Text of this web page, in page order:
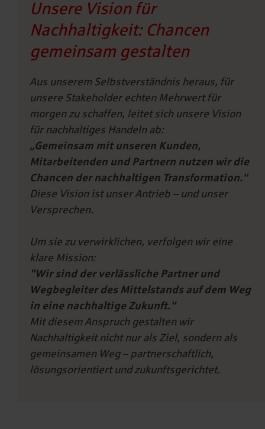
Unsere Vision für
Nachhaltigkeit: Chancen
gemeinsam gestalten
Aus unserem Selbstverständnis heraus, für
unsere Stakeholder echten Mehrwert für
morgenzu schaffen, leitet sich unsere Vision
für nachhaltiges Handeln ab:
„Gemeinsam mit unseren Kunden,
Mitarbeitenden und Partnern nutzen wir die
Chancen der nachhaltigen Transformation.“
Diese Vision ist unser Antrieb – und unser
Versprechen.
Um sie zu verwirklichen, verfolgen wir eine
klare Mission:
"Wir sind der verlässliche Partner und
Wegbegleiter des Mittelstands auf dem Weg
in eine nachhaltige Zukunft."
Mit diesem Anspruch gestalten wir
Nachhaltigkeit nicht nur als Ziel, sondern als
gemeinsamen Weg – partnerschaftlich,
lösungsorientiert und zukunftsgerichtet.